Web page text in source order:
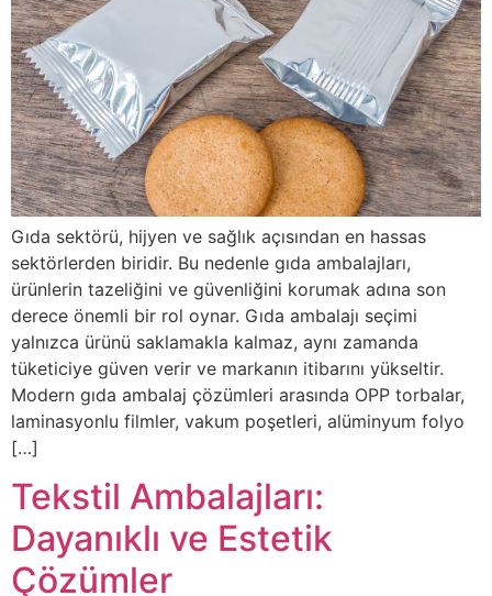
Gıda sektörü, hijyen ve sağlık açısından en hassas
sektörlerden biridir. Bu nedenle gıda ambalajları,
ürünlerin tazeliğini ve güvenliğini korumak adına son
derece önemli bir rol oynar. Gıda ambalajı seçimi
yalnızca ürünü saklamakla kalmaz, aynı zamanda
tüketiciye güven verir ve markanın itibarını yükseltir.
Modern gıda ambalaj çözümleri arasında OPP torbalar,
laminasyonlu filmler, vakum poşetleri, alüminyum folyo
[…]
Tekstil Ambalajları:
Dayanıklı ve Estetik
Çözümler